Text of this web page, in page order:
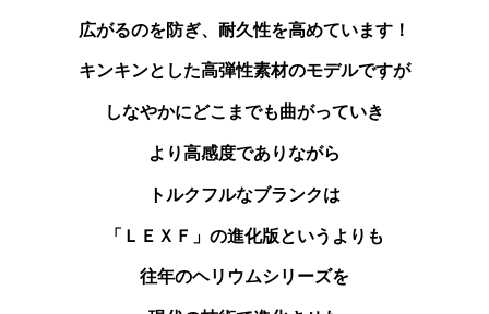
広がるのを防ぎ、耐久性を高めています！
キンキンとした高弾性素材のモデルですが
しなやかにどこまでも曲がっていき
より高感度でありながら
トルクフルなブランクは
「ＬＥＸＦ」の進化版というよりも
往年のヘリウムシリーズを